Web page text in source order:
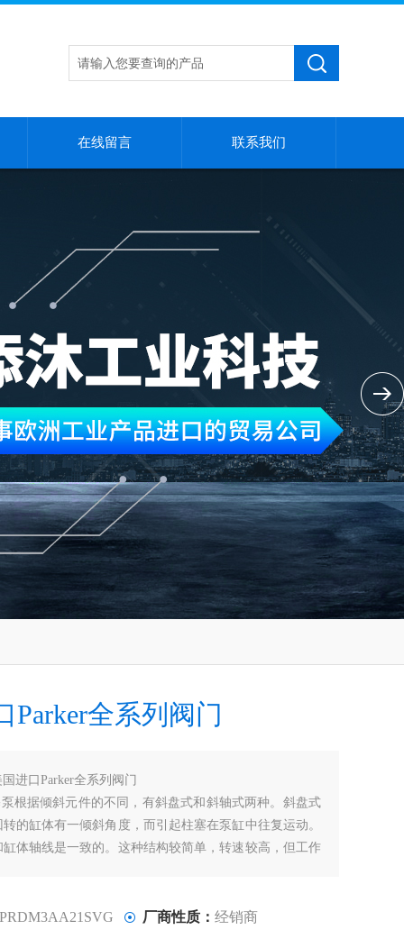
在线留言 联系我们
Parker全系列阀门
国进口Parker全系列阀门
泵根据倾斜元件的不同，有斜盘式和斜轴式两种。斜盘式
的缸体有一倾斜角度，而引起柱塞在泵缸中往复运动。
体轴线是一致的。这种结构较简单，转速较高，但工作
PRDM3AA21SVG 厂商性质： 经销商